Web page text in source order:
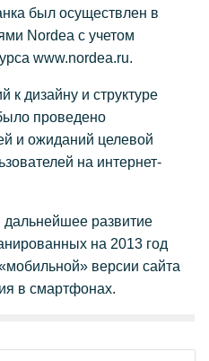
был осуществлен в
Nordea с учетом
www.nordea.ru.
к дизайну и структуре
проведено
и ожиданий целевой
на интернет-
развитие
на 2013 год
версии сайта
в смартфонах.